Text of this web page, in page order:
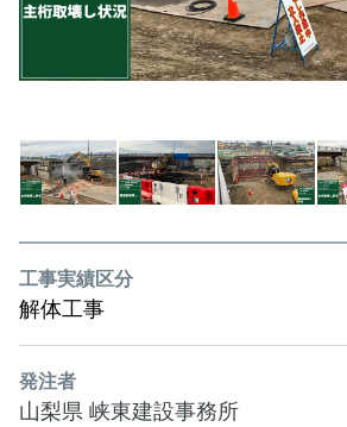
工事実績区分
解体工事
発注者
山梨県 峡東建設事務所